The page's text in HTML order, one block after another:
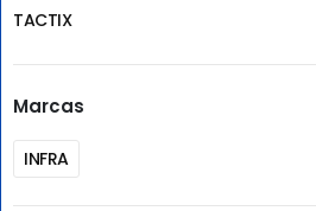
TACTIX
Marcas
INFRA